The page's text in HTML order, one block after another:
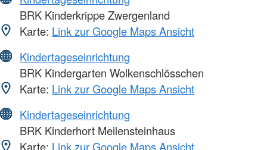
BRK Kinderkrippe Zwergenland
Karte: Link zur Google Maps Ansicht
Kindertageseinrichtung
BRK Kindergarten Wolkenschlösschen
Karte: Link zur Google Maps Ansicht
Kindertageseinrichtung
BRK Kinderhort Meilensteinhaus
Karte: Link zur Google Maps Ansicht